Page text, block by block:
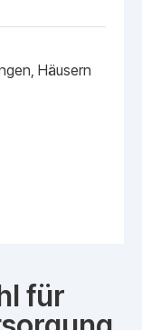
Häusern
für